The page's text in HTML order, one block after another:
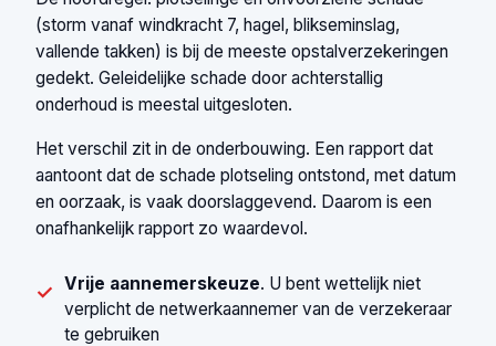
(storm vanaf windkracht 7, hagel, blikseminslag,
vallende takken) is bij de meeste opstalverzekeringen
gedekt. Geleidelijke schade door achterstallig
onderhoud is meestal uitgesloten.
Het verschil zit in de onderbouwing. Een rapport dat
aantoont dat de schade plotseling ontstond, met datum
en oorzaak, is vaak doorslaggevend. Daarom is een
onafhankelijk rapport zo waardevol.
✓ Vrije aannemerskeuze. U bent wettelijk niet
verplicht de netwerkaannemer van de verzekeraar
te gebruiken